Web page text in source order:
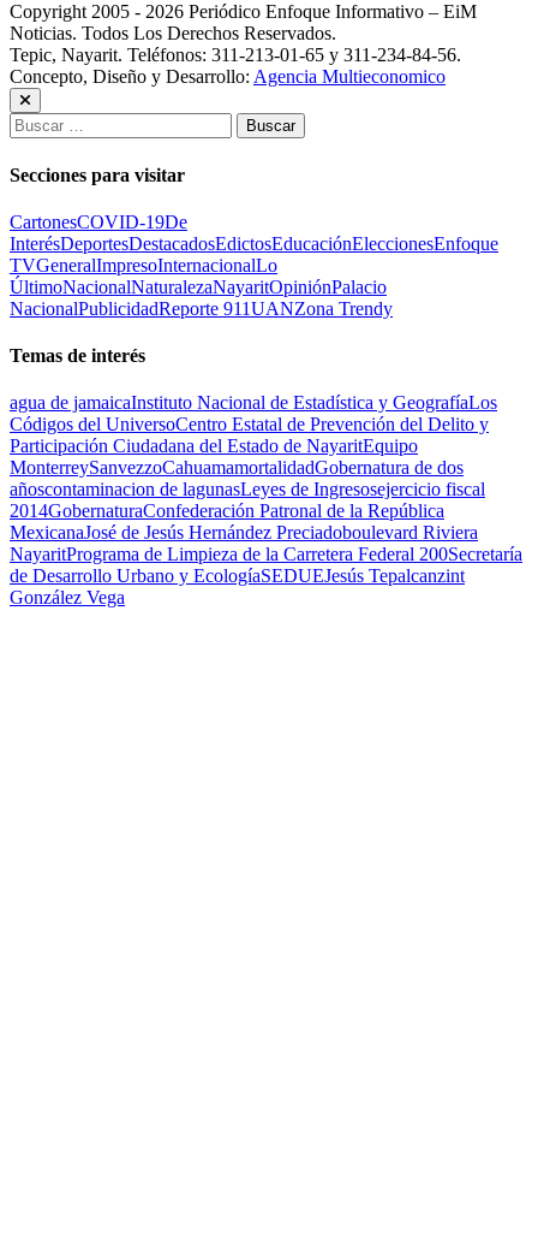
Copyright 2005 - 2026 Periódico Enfoque Informativo – EiM
Noticias. Todos Los Derechos Reservados.
Tepic, Nayarit. Teléfonos: 311-213-01-65 y 311-234-84-56.
Concepto, Diseño y Desarrollo: Agencia Multieconomico
Buscar:
Secciones para visitar
CartonesCOVID-19De
InterésDeportesDestacadosEdictosEducaciónEleccionesEnfoque
TVGeneralImpresoInternacionalLo
ÚltimoNacionalNaturalezaNayaritOpiniónPalacio
NacionalPublicidadReporte 911UANZona Trendy
Temas de interés
agua de jamaicaInstituto Nacional de Estadística y GeografíaLos
Códigos del UniversoCentro Estatal de Prevención del Delito y
Participación Ciudadana del Estado de NayaritEquipo
MonterreySanvezzoCahuamamortalidadGobernatura de dos
añoscontaminacion de lagunasLeyes de Ingresosejercicio fiscal
2014GobernaturaConfederación Patronal de la República
MexicanaJosé de Jesús Hernández Preciadoboulevard Riviera
NayaritPrograma de Limpieza de la Carretera Federal 200Secretaría
de Desarrollo Urbano y EcologíaSEDUEJesús Tepalcanzint
González Vega